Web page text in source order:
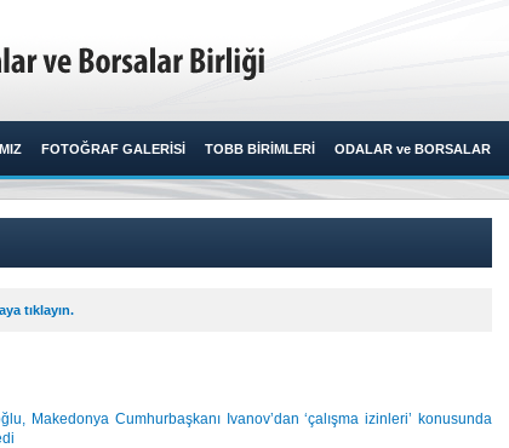
FOTOĞRAF GALERİSİ TOBB BİRİMLERİ ODALAR ve BORSALAR
tıklayın.
Makedonya Cumhurbaşkanı Ivanov’dan ‘çalışma izinleri’ konusunda